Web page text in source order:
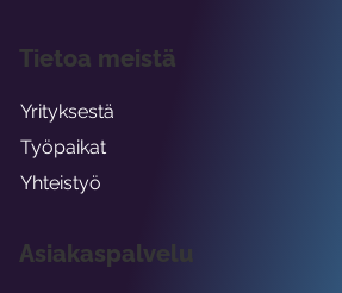
Asiakaspalvelu
Tietoa meistä
Yrityksestä
Työpaikat
Yhteistyö